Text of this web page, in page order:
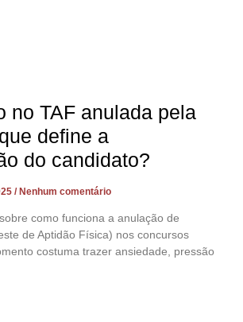
no TAF anulada pela
define a
do candidato?
Nenhum comentário
como funciona a anulação de
de Aptidão Física) nos concursos
costuma trazer ansiedade, pressão